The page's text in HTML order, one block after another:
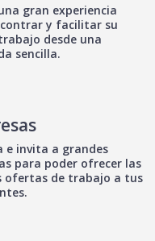
gran experiencia
y facilitar su
desde una
sencilla.
e invita a grandes
para poder ofrecer las
ofertas de trabajo a tus